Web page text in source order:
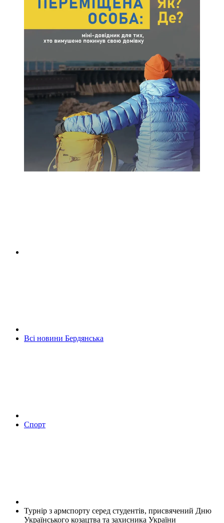
Всі новини Бердянська
Спорт
Турнір з армспорту серед студентів, присвячений Дню
Українського козацтва та захисника України